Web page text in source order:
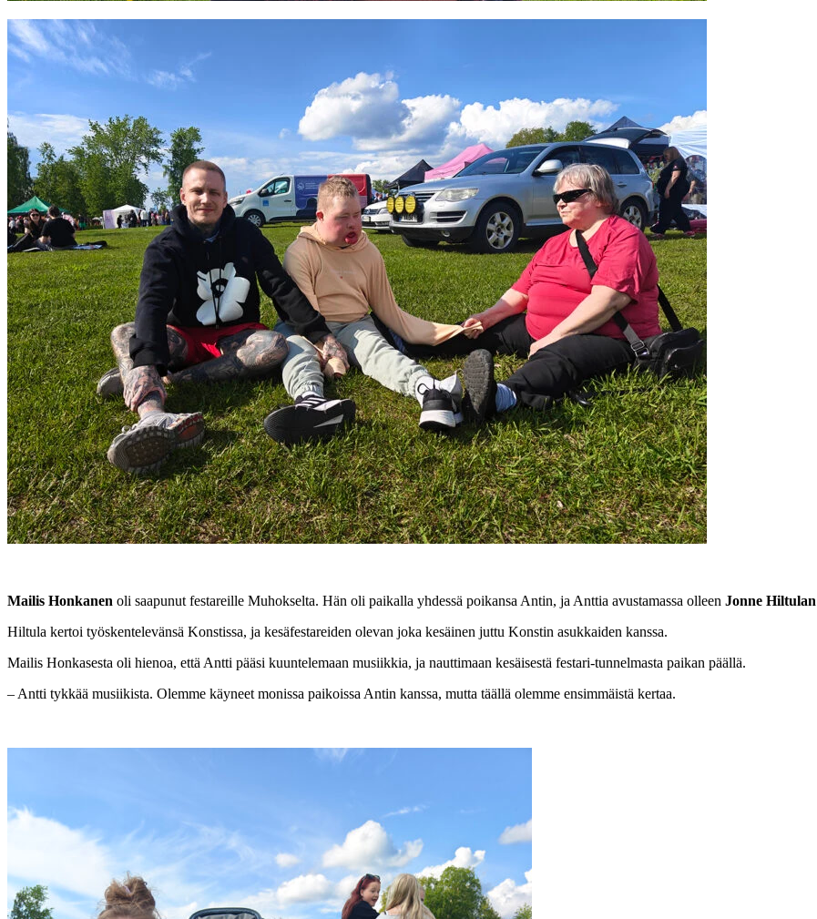
Mailis Honkanen oli saapunut festareille Muhokselta. Hän oli paikalla yhdessä poikansa Antin, ja Anttia avustamassa olleen Jonne Hiltulan
Hiltula kertoi työskentelevänsä Konstissa, ja kesäfestareiden olevan joka kesäinen juttu Konstin asukkaiden kanssa.
Mailis Honkasesta oli hienoa, että Antti pääsi kuuntelemaan musiikkia, ja nauttimaan kesäisestä festari-tunnelmasta paikan päällä.
– Antti tykkää musiikista. Olemme käyneet monissa paikoissa Antin kanssa, mutta täällä olemme ensimmäistä kertaa.